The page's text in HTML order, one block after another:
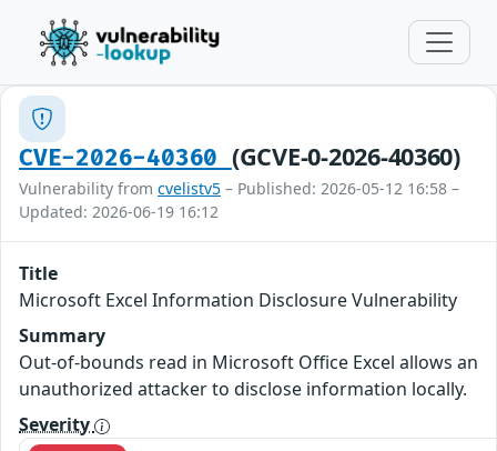
CVE-2026-40360 (GCVE-0-2026-40360)
Vulnerability from cvelistv5 – Published: 2026-05-12 16:58 –
Updated: 2026-06-19 16:12
Title
Microsoft Excel Information Disclosure Vulnerability
Summary
Out-of-bounds read in Microsoft Office Excel allows an
unauthorized attacker to disclose information locally.
Severity